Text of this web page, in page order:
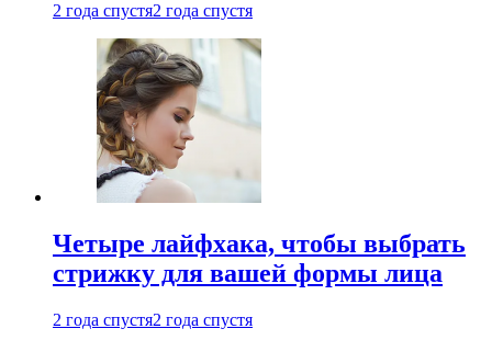
2 года спустя2 года спустя
Четыре лайфхака, чтобы выбрать
стрижку для вашей формы лица
2 года спустя2 года спустя